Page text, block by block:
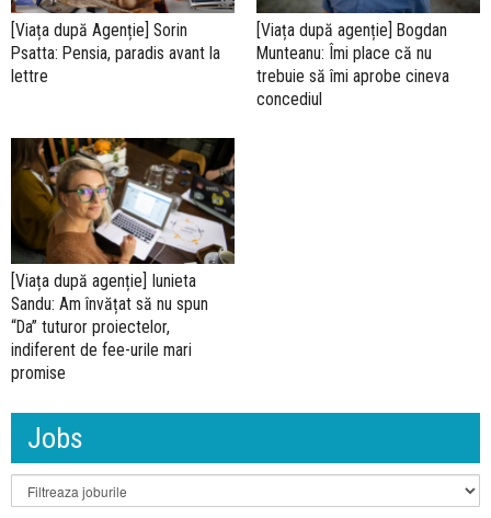
[Viața după Agenție] Sorin
Psatta: Pensia, paradis avant la
lettre
[Viața după agenție] Bogdan
Munteanu: Îmi place că nu
trebuie să îmi aprobe cineva
concediul
[Viața după agenție] Iunieta
Sandu: Am învățat să nu spun
“Da” tuturor proiectelor,
indiferent de fee-urile mari
promise
Jobs